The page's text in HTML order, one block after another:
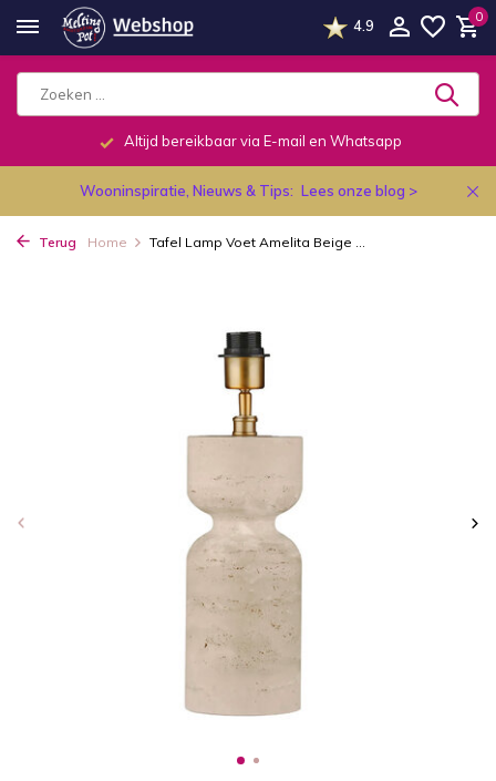
4.9
0
Altijd bereikbaar via E-mail en Whatsapp
Wooninspiratie, Nieuws & Tips: Lees onze blog >
Terug Home Tafel Lamp Voet Amelita Beige ...